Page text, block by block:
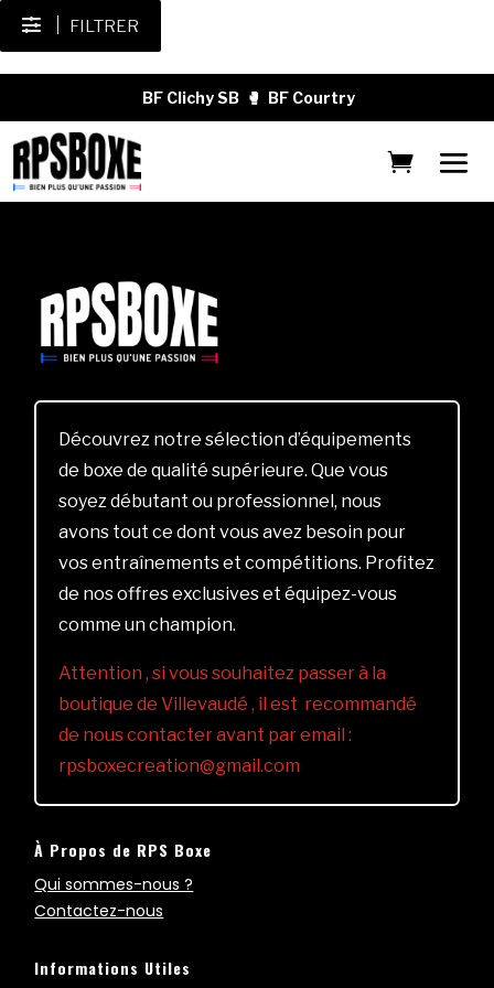
FILTRER
BF Clichy SB 🥊 BF Courtry
Découvrez notre sélection d’équipements
de boxe de qualité supérieure. Que vous
soyez débutant ou professionnel, nous
avons tout ce dont vous avez besoin pour
vos entraînements et compétitions. Profitez
de nos offres exclusives et équipez-vous
comme un champion.
Attention , si vous souhaitez passer à la
boutique de Villevaudé , il est recommandé
de nous contacter avant par email :
rpsboxecreation@gmail.com
À Propos de RPS Boxe
Qui sommes-nous ?
Contactez-nous
Informations Utiles